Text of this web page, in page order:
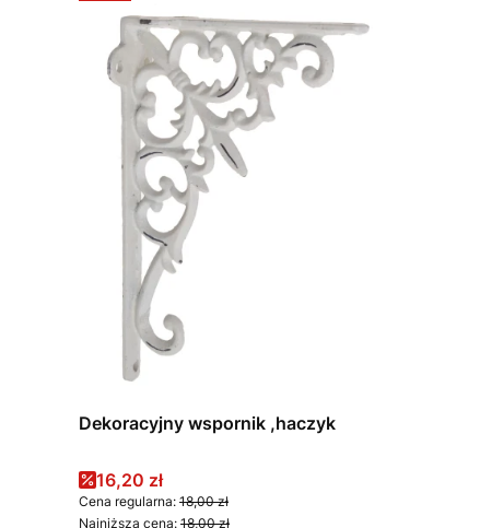
Dekoracyjny wspornik ,haczyk
Cena promocyjna
16,20 zł
Cena regularna: 18,00 zł
Najniższa cena: 18,00 zł